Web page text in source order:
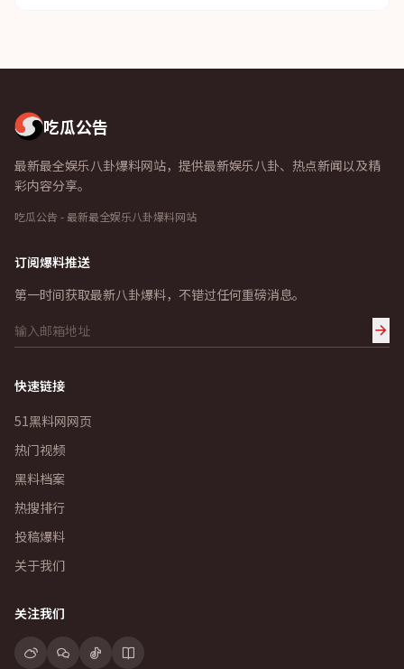
吃瓜公告
最新最全娱乐八卦爆料网站，提供最新娱乐八卦、热点新闻以及精
彩内容分享。
吃瓜公告 - 最新最全娱乐八卦爆料网站
订阅爆料推送
第一时间获取最新八卦爆料，不错过任何重磅消息。
快速链接
51黑料网网页
热门视频
黑料档案
热搜排行
投稿爆料
关于我们
关注我们